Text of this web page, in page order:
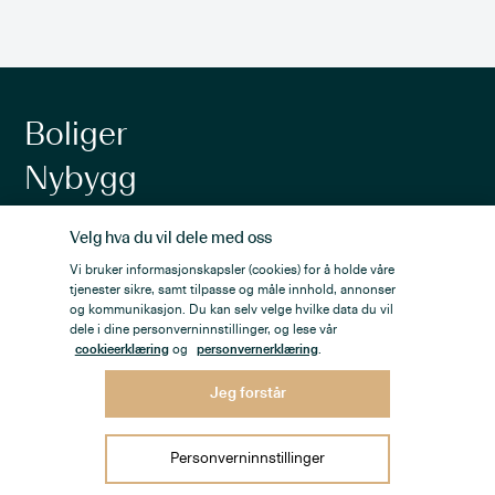
Boliger
Nybygg
Fritid
Selge bolig
Verdivurdering
Finansiering
Velg hva du vil dele med oss
Vi bruker informasjonskapsler (cookies) for å holde våre
tjenester sikre, samt tilpasse og måle innhold, annonser
og kommunikasjon. Du kan selv velge hvilke data du vil
dele i dine personverninnstillinger, og lese vår
cookieerklæringog personvernerklæring.
Jeg forstår
Personverninnstillinger